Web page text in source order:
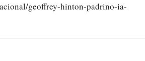
geoffrey-hinton-padrino-ia-